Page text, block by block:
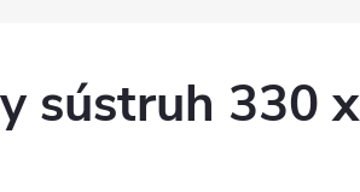
sústruh 330 x